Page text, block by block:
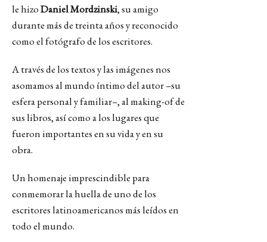
le hizoDaniel Mordzinski, su amigo
durante más de treinta años y reconocido
como el fotógrafo de los escritores.
A través de los textos y las imágenes nos
asomamos al mundo íntimo del autor –su
esfera personal y familiar–, al making-of de
sus libros, así como a los lugares que
fueron importantes en su vida y en su
obra.
Un homenaje imprescindible para
conmemorar la huella de uno de los
escritores latinoamericanos más leídos en
todo el mundo.